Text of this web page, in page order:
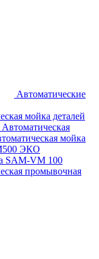
Автоматические
мойка деталей
Автоматическая
мойка
ЭКО
SAM-VM 100
промывочная